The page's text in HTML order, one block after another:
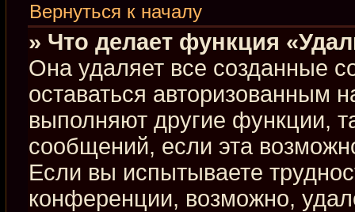
Вернуться к началу
» Что делает функция
Она удаляет все созданные
оставаться авторизованным
выполняют другие функции,
сообщений, если эта
Если вы испытываете
конференции, возможно,